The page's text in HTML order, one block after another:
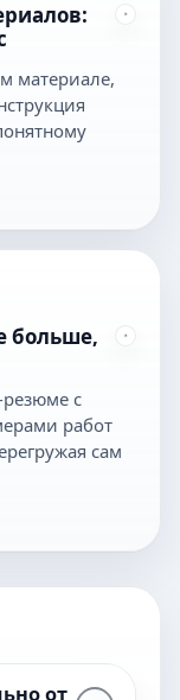
материале,
больше,
с
работ
сам
от